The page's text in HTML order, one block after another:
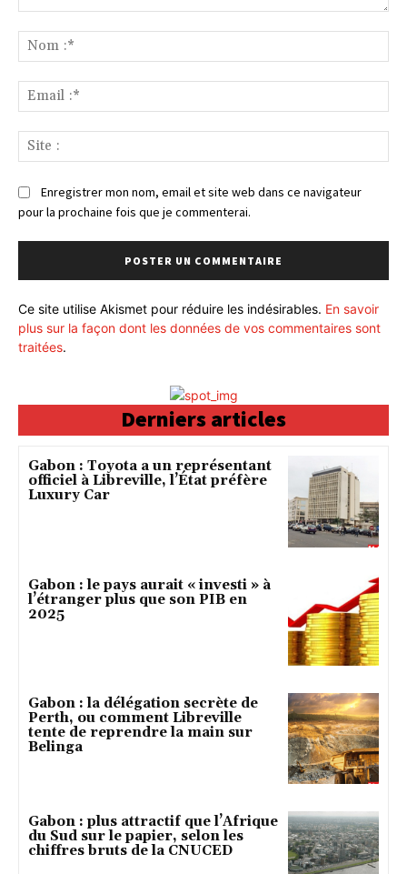
:*
:*
:
Enregistrer mon nom, email et site web dans ce navigateur
pour la prochaine fois que je commenterai.
Ce site utilise Akismet pour réduire les indésirables. En savoir
plus sur la façon dont les données de vos commentaires sont
traitées.
Derniers articles
Gabon : Toyota a un représentant
officiel à Libreville, l’État préfère
Luxury Car
Gabon : le pays aurait « investi » à
l’étranger plus que son PIB en
2025
Gabon : la délégation secrète de
Perth, ou comment Libreville
tente de reprendre la main sur
Belinga
Gabon : plus attractif que l’Afrique
du Sud sur le papier, selon les
chiffres bruts de la CNUCED